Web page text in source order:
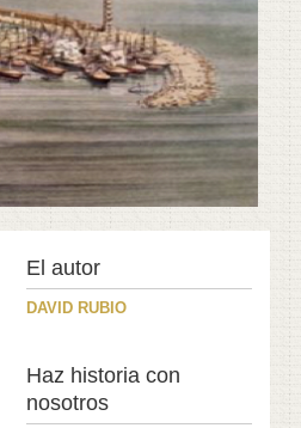
El autor
DAVID RUBIO
Haz historia con
nosotros